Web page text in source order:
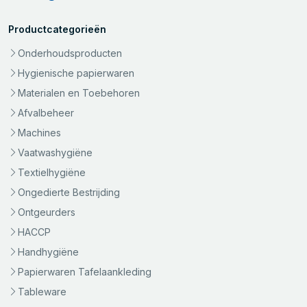
Productcategorieën
Onderhoudsproducten
Hygienische papierwaren
Materialen en Toebehoren
Afvalbeheer
Machines
Vaatwashygiëne
Textielhygiëne
Ongedierte Bestrijding
Ontgeurders
HACCP
Handhygiëne
Papierwaren Tafelaankleding
Tableware